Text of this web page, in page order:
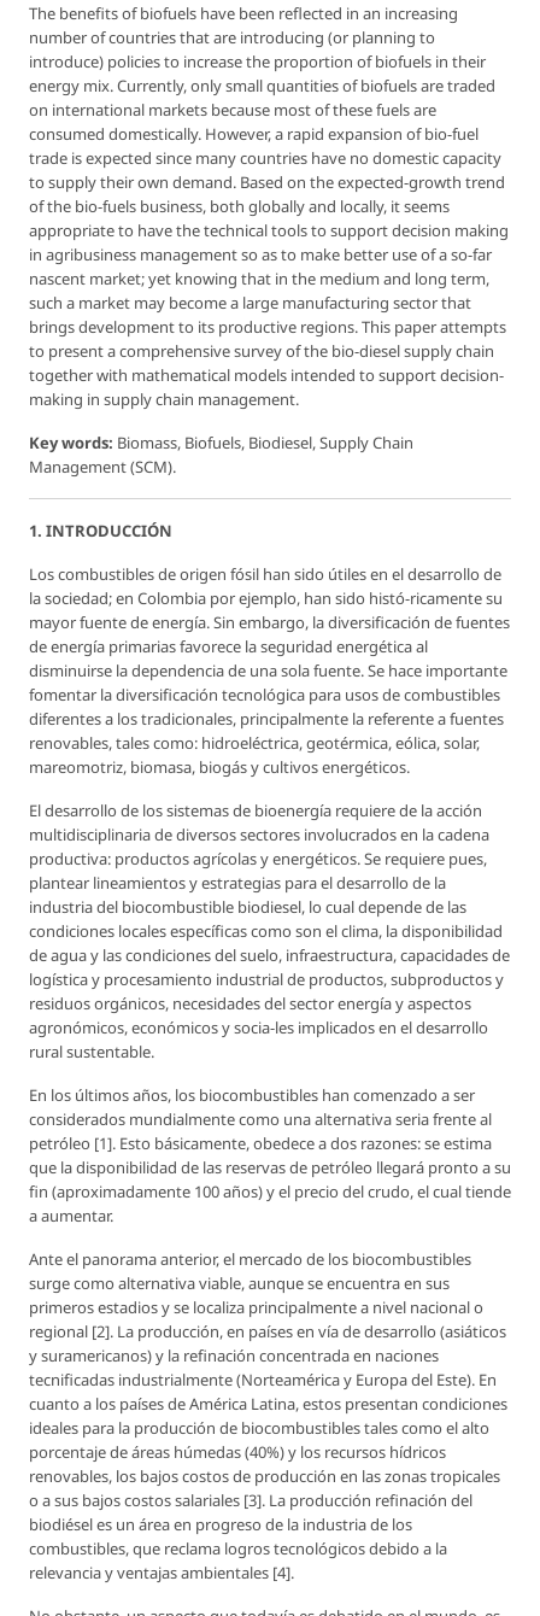
The benefits of biofuels have been reflected in an increasing
number of countries that are introducing (or planning to
introduce) policies to increase the proportion of biofuels in their
energy mix. Currently, only small quantities of biofuels are traded
on international markets because most of these fuels are
consumed domestically. However, a rapid expansion of bio-fuel
trade is expected since many countries have no domestic capacity
to supply their own demand. Based on the expected-growth trend
of the bio-fuels business, both globally and locally, it seems
appropriate to have the technical tools to support decision making
in agribusiness management so as to make better use of a so-far
nascent market; yet knowing that in the medium and long term,
such a market may become a large manufacturing sector that
brings development to its productive regions. This paper attempts
to present a comprehensive survey of the bio-diesel supply chain
together with mathematical models intended to support decision-
making in supply chain management.
Key words: Biomass, Biofuels, Biodiesel, Supply Chain
Management (SCM).
1. INTRODUCCIÓN
Los combustibles de origen fósil han sido útiles en el desarrollo de
la sociedad; en Colombia por ejemplo, han sido histó-ricamente su
mayor fuente de energía. Sin embargo, la diversificación de fuentes
de energía primarias favorece la seguridad energética al
disminuirse la dependencia de una sola fuente. Se hace importante
fomentar la diversificación tecnológica para usos de combustibles
diferentes a los tradicionales, principalmente la referente a fuentes
renovables, tales como: hidroeléctrica, geotérmica, eólica, solar,
mareomotriz, biomasa, biogás y cultivos energéticos.
El desarrollo de los sistemas de bioenergía requiere de la acción
multidisciplinaria de diversos sectores involucrados en la cadena
productiva: productos agrícolas y energéticos. Se requiere pues,
plantear lineamientos y estrategias para el desarrollo de la
industria del biocombustible biodiesel, lo cual depende de las
condiciones locales específicas como son el clima, la disponibilidad
de agua y las condiciones del suelo, infraestructura, capacidades de
logística y procesamiento industrial de productos, subproductos y
residuos orgánicos, necesidades del sector energía y aspectos
agronómicos, económicos y socia-les implicados en el desarrollo
rural sustentable.
En los últimos años, los biocombustibles han comenzado a ser
considerados mundialmente como una alternativa seria frente al
petróleo [1]. Esto básicamente, obedece a dos razones: se estima
que la disponibilidad de las reservas de petróleo llegará pronto a su
fin (aproximadamente 100 años) y el precio del crudo, el cual tiende
a aumentar.
Ante el panorama anterior, el mercado de los biocombustibles
surge como alternativa viable, aunque se encuentra en sus
primeros estadios y se localiza principalmente a nivel nacional o
regional [2]. La producción, en países en vía de desarrollo (asiáticos
y suramericanos) y la refinación concentrada en naciones
tecnificadas industrialmente (Norteamérica y Europa del Este). En
cuanto a los países de América Latina, estos presentan condiciones
ideales para la producción de biocombustibles tales como el alto
porcentaje de áreas húmedas (40%) y los recursos hídricos
renovables, los bajos costos de producción en las zonas tropicales
o a sus bajos costos salariales [3]. La producción refinación del
biodiésel es un área en progreso de la industria de los
combustibles, que reclama logros tecnológicos debido a la
relevancia y ventajas ambientales [4].